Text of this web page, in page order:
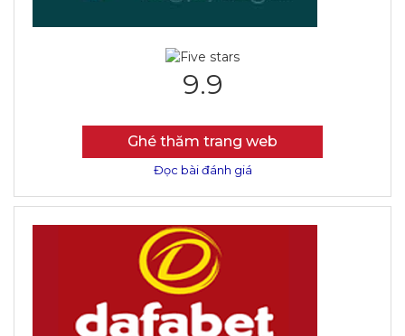
9.9
Ghé thăm trang web
Đọc bài đánh giá